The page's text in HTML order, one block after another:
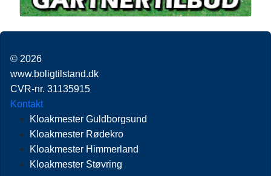
© 2026
www.boligtilstand.dk
CVR-nr. 31135915
Kontakt
Kloakmester Guldborgsund
Kloakmester Rødekro
Kloakmester Himmerland
Kloakmester Støvring